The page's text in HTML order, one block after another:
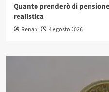
Quanto prenderò di
realistica
Renan 4 Agosto 2026